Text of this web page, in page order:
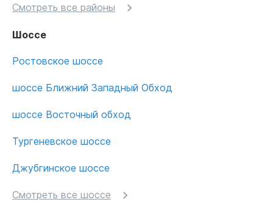
Смотреть все районы
Шоссе
Ростовское шоссе
шоссе Ближний Западный Обход
шоссе Восточный обход
Тургеневское шоссе
Джубгинское шоссе
Смотреть все шоссе